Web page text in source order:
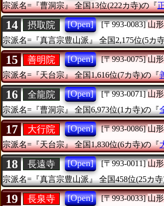
宗派名=『曹洞宗』 全国13位(222カ寺)の『
14 摂取院 [Open] [〒993-0083] 山
宗派名=『真言宗豊山派』
全国2,175位(5カ
15 善明院 [Open] [〒993-0075] 山
宗派名=『天台宗』 全国1,616位(7カ寺)の『
16 全龍院 [Open] [〒993-0071] 山
宗派名=『曹洞宗』
全国6,973位(1カ寺)の『
17 大行院 [Open] [〒993-0086] 山
宗派名=『天台宗』 全国1,830位(6カ寺)の『
18 長遠寺 [Open] [〒993-0011] 山
宗派名=『真言宗豊山派』
全国458位(25カ
19 長泉寺 [Open] [〒993-0033] 山